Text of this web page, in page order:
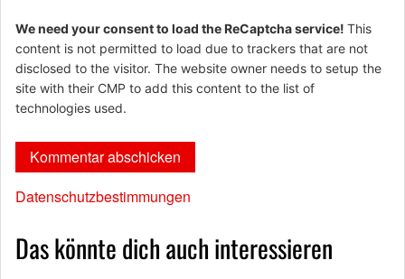
We need your consent to load the ReCaptcha service! This
content is not permitted to load due to trackers that are not
disclosed to the visitor. The website owner needs to setup the
site with their CMP to add this content to the list of
technologies used.
Datenschutzbestimmungen
Das könnte dich auch interessieren